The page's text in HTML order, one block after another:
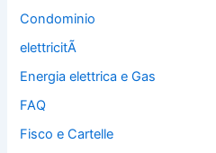
Condominio
elettricitÃ
Energia elettrica e Gas
FAQ
Fisco e Cartelle